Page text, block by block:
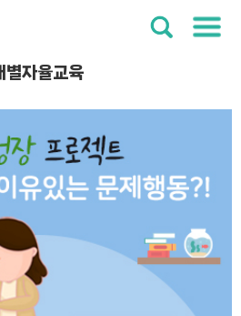
별자율교육